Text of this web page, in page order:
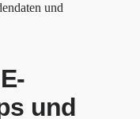
und
und